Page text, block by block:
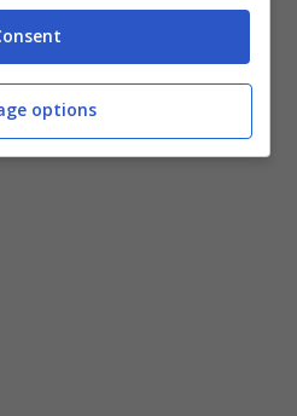
2026
in corso: 19 centri
options